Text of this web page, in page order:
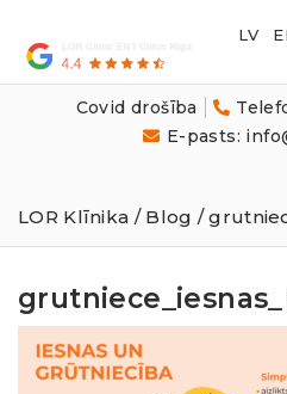
Covid drošība
E-pasts:
LOR
Klīnika
LOR Klīnika / Blog /